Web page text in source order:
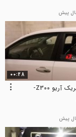
00:28
پاور ویندوز فابریک آریو Z300-